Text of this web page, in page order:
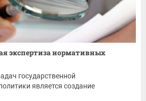
экспертиза нормативных
государственной
является создание